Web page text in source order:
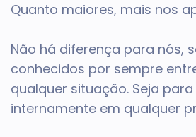
Quanto maiores, mais nos
Não há diferença para nós,
conhecidos por sempre
qualquer situação. Seja
internamente em qualquer